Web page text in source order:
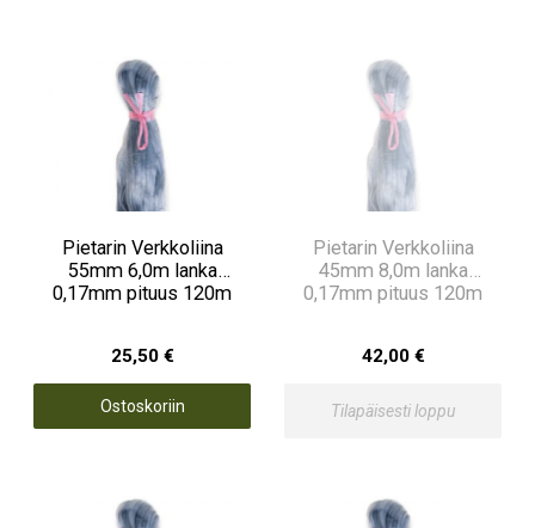
Pietarin Verkkoliina
55mm 6,0m lanka
0,17mm pituus 120m
25,50 €
Ostoskoriin
Pietarin Verkkoliina
45mm 8,0m lanka
0,17mm pituus 120m
42,00 €
Tilapäisesti loppu